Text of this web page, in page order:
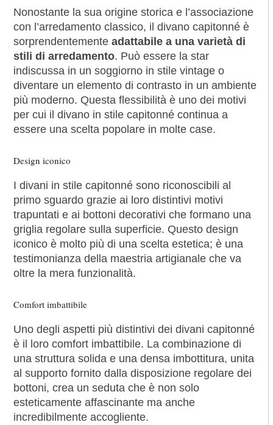
Nonostante la sua origine storica e l’associazione
con l’arredamento classico, il divano capitonné è
sorprendentementeadattabile a una varietà di
stili di arredamento. Può essere la star
indiscussa in un soggiorno in stile vintage o
diventare un elemento di contrasto in un ambiente
più moderno. Questa flessibilità è uno dei motivi
per cui il divano in stile capitonné continua a
essere una scelta popolare in molte case.
Design iconico
I divani in stile capitonné sono riconoscibili al
primo sguardo grazie ai loro distintivi motivi
trapuntati e ai bottoni decorativi che formano una
griglia regolare sulla superficie. Questo design
iconico è molto più di una scelta estetica; è una
testimonianza della maestria artigianale che va
oltre la mera funzionalità.
Comfort imbattibile
Uno degli aspetti più distintivi dei divani capitonné
è il loro comfort imbattibile. La combinazione di
una struttura solida e una densa imbottitura, unita
al supporto fornito dalla disposizione regolare dei
bottoni, crea un seduta che è non solo
esteticamente affascinante ma anche
incredibilmente accogliente.